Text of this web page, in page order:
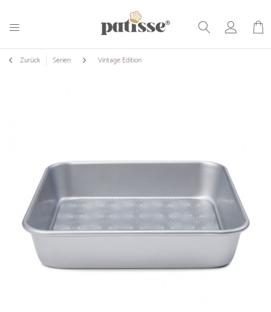
Zurück Serien Vintage Edition